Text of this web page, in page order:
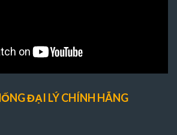
ĐẠI LÝ CHÍNH HÃNG